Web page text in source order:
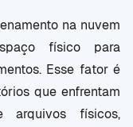
na nuvem
físico para
Esse fator é
que enfrentam
físicos,